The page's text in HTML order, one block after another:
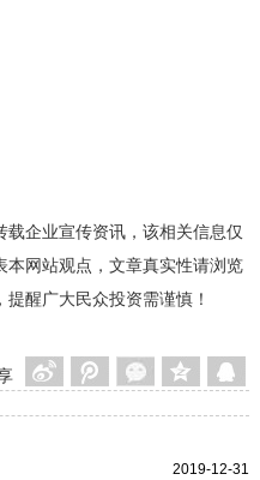
载企业宣传资讯，该相关信息仅
本网站观点，文章真实性请浏览
醒广大民众投资需谨慎！
2019-12-31